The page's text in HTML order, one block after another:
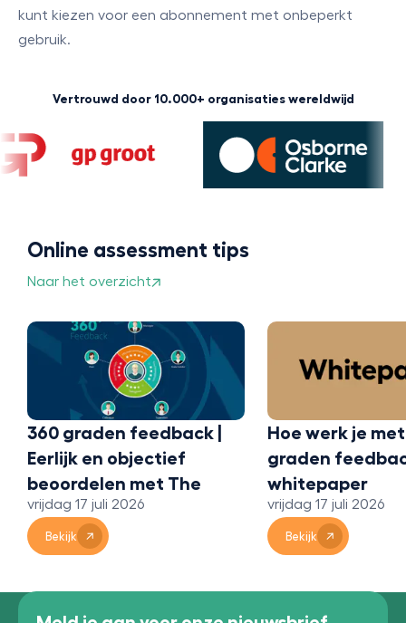
kunt kiezen voor een abonnement met onbeperkt
gebruik.
Vertrouwd door 10.000+ organisaties wereldwijd
Online assessment tips
Naar het overzicht
Hoe werk je met 360
graden feedback? Een
whitepaper
vrijdag 17 juli 2026
Bekijk
Wat is 360
feedback en
het?
Bekijk